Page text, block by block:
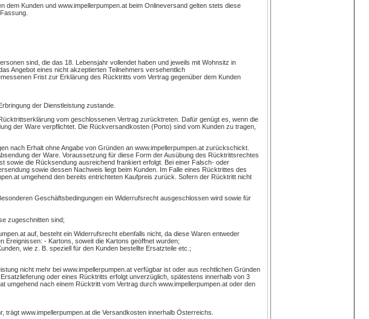
Kunden und www.impellerpumpen.at beim Onlineversand gelten stets diese
sind, die das 18. Lebensjahr vollendet haben und jeweils mit Wohnsitz in
Angebot eines nicht akzeptierten Teilnehmers versehentlich
Frist zur Erklärung des Rücktritts vom Vertrag gegenüber dem Kunden
der Dienstleistung zustande.
vom geschlossenen Vertrag zurücktreten. Dafür genügt es, wenn die
der Ware verpflichtet. Die Rückversandkosten (Porto) sind vom Kunden zu tragen,
nach Erhalt ohne Angabe von Gründen an www.impellerpumpen.at zurückschickt.
der Ware. Voraussetzung für diese Form der Ausübung des Rücktrittsrechtes
die Rücksendung ausreichend frankiert erfolgt. Bei einer Falsch- oder
sowie dessen Nachweis liegt beim Kunden. Im Falle eines Rücktrittes des
umgehend den bereits entrichteten Kaufpreis zurück. Sofern der Rücktritt nicht
Geschäftsbedingungen ein Widerrufsrecht ausgeschlossen wird sowie für
zugeschnitten sind;
auf, besteht ein Widerrufsrecht ebenfalls nicht, da diese Waren entweder
Ereignissen: - Kartons, soweit die Kartons geöffnet wurden;
wie z. B. speziell für den Kunden bestellte Ersatzteile etc.;
nicht mehr bei www.impellerpumpen.at verfügbar ist oder aus rechtlichen Gründen
oder eines Rücktritts erfolgt unverzüglich, spätestens innerhalb von 3
umgehend nach einem Rücktritt vom Vertrag durch www.impellerpumpen.at oder den
www.impellerpumpen.at die Versandkosten innerhalb Österreichs.